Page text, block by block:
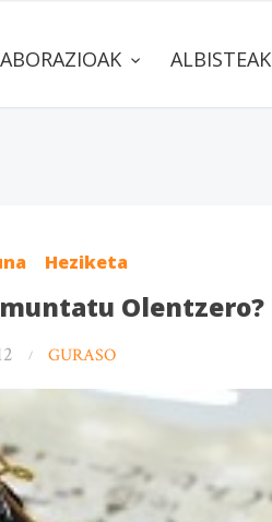
ALBISTEAK
Heziketa
Olentzero?
GURASO